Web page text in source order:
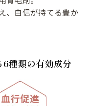
、自信が持てる豊か
6種類の有効成分